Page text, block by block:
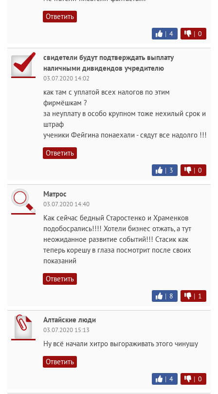
Ответить
| 4 | 0
свидетели будут подтверждать выплату
наличными дивидендов учредителю
03.07.2020 14:02
как там с уплатой всех налогов по этим
фирмёшкам ?
за неуплату в особо крупном тоже нехилый срок и
штраф
ученики Фейгина понаехали - сядут все надолго !!!
Ответить
| 3 | 0
Матрос
03.07.2020 14:40
Как сейчас бедный Старостенко и Храменков
подобосрались!!!! Хотели бизнес отжать, а тут
неожиданное развитие событий!!! Стасик как
теперь корешу в глаза посмотрит после своих
показаний
Ответить
| 8 | 1
Алтайские люди
03.07.2020 15:13
Ну всё начали хитро выгораживать этого чинушу
Ответить
| 4 | 0